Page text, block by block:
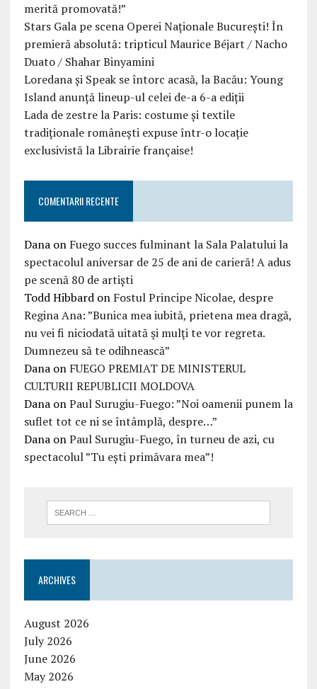
merită promovată!”
Stars Gala pe scena Operei Naționale București! În
premieră absolută: tripticul Maurice Béjart / Nacho
Duato / Shahar Binyamini
Loredana și Speak se întorc acasă, la Bacău: Young
Island anunță lineup-ul celei de-a 6-a ediții
Lada de zestre la Paris: costume și textile
tradiționale românești expuse într-o locație
exclusivistă la Librairie française!
COMENTARII RECENTE
Danaon Fuego succes fulminant la Sala Palatului la
spectacolul aniversar de 25 de ani de carieră! A adus
pe scenă 80 de artiști
Todd Hibbardon Fostul Principe Nicolae, despre
Regina Ana: ”Bunica mea iubită, prietena mea dragă,
nu vei fi niciodată uitată şi mulţi te vor regreta.
Dumnezeu să te odihnească”
Danaon FUEGO PREMIAT DE MINISTERUL
CULTURII REPUBLICII MOLDOVA
DanaonPaul Surugiu-Fuego: ”Noi oamenii punem la
suflet tot ce ni se întâmplă, despre…”
DanaonPaul Surugiu-Fuego, în turneu de azi, cu
spectacolul ”Tu ești primăvara mea”!
ARCHIVES
August 2026
July 2026
June 2026
May 2026